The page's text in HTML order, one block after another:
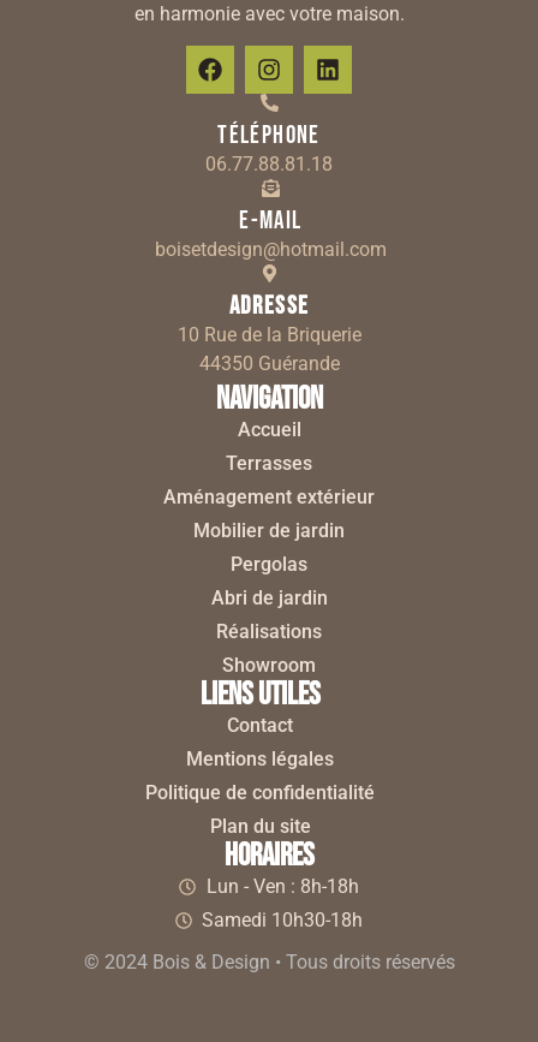
en harmonie avec votre maison.
Téléphone
06.77.88.81.18
E-mail
boisetdesign@hotmail.com
Adresse
10 Rue de la Briquerie
44350 Guérande
Navigation
Accueil
Terrasses
Aménagement extérieur
Mobilier de jardin
Pergolas
Abri de jardin
Réalisations
Showroom
liens utiles
Contact
Mentions légales
Politique de confidentialité
Plan du site
horaires
Lun - Ven : 8h-18h
Samedi 10h30-18h
© 2024 Bois & Design • Tous droits réservés